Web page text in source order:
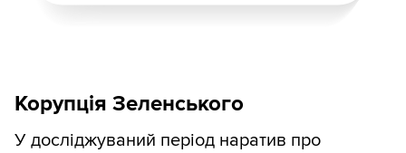
Корупція Зеленського
У досліджуваний період наратив про